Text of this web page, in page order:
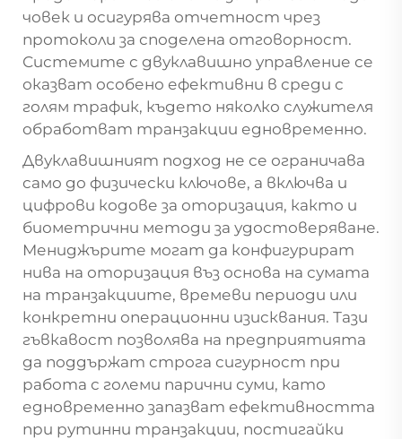
човек и осигурява отчетност чрез
протоколи за споделена отговорност.
Системите с двуклавишно управление се
оказват особено ефективни в среди с
голям трафик, където няколко служителя
обработват транзакции едновременно.
Двуклавишният подход не се ограничава
само до физически ключове, а включва и
цифрови кодове за оторизация, както и
биометрични методи за удостоверяване.
Мениджърите могат да конфигурират
нива на оторизация въз основа на сумата
на транзакциите, времеви периоди или
конкретни операционни изисквания. Тази
гъвкавост позволява на предприятията
да поддържат строга сигурност при
работа с големи парични суми, като
едновременно запазват ефективността
при рутинни транзакции, постигайки